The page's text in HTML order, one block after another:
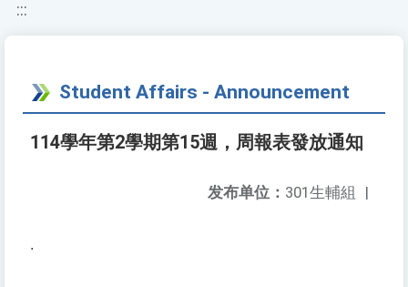
:::
Student Affairs - Announcement
114學年第2學期第15週，周報表發放通知
发布单位： 301生輔組 |
.